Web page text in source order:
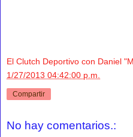
El Clutch Deportivo con Daniel
1/27/2013 04:42:00 p.m.
Compartir
No hay comentarios.: